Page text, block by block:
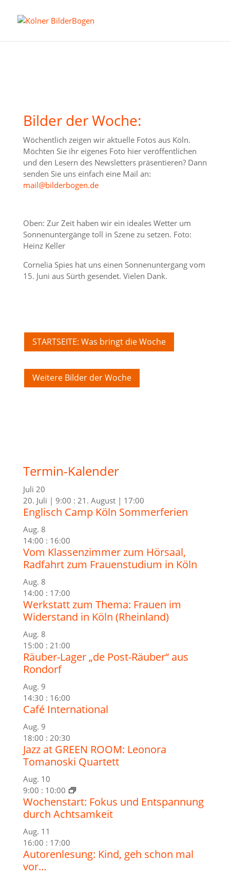
Bilder der Woche:
Wöchentlich zeigen wir aktuelle Fotos aus Köln.
Möchten Sie ihr eigenes Foto hier veröffentlichen
und den Lesern des Newsletters präsentieren? Dann
senden Sie uns einfach eine Mail an:
mail@bilderbogen.de
Oben: Zur Zeit haben wir ein ideales Wetter um
Sonnenuntergänge toll in Szene zu setzen. Foto:
Heinz Keller
Cornelia Spies hat uns einen Sonnenuntergang vom
15. Juni aus Sürth gesendet. Vielen Dank.
STARTSEITE: Was bringt die Woche
Weitere Bilder der Woche
Termin-Kalender
Juli 20
20. Juli | 9:00 : 21. August | 17:00
Englisch Camp Köln Sommerferien
Aug. 8
14:00 : 16:00
Vom Klassenzimmer zum Hörsaal,
Radfahrt zum Frauenstudium in Köln
Aug. 8
14:00 : 17:00
Werkstatt zum Thema: Frauen im
Widerstand in Köln (Rheinland)
Aug. 8
15:00 : 21:00
Räuber-Lager „de Post-Räuber“ aus
Rondorf
Aug. 9
14:30 : 16:00
Café International
Aug. 9
18:00 : 20:30
Jazz at GREEN ROOM: Leonora
Tomanoski Quartett
Aug. 10
9:00 : 10:00
Wochenstart: Fokus und Entspannung
durch Achtsamkeit
Aug. 11
16:00 : 17:00
Autorenlesung: Kind, geh schon mal
vor…